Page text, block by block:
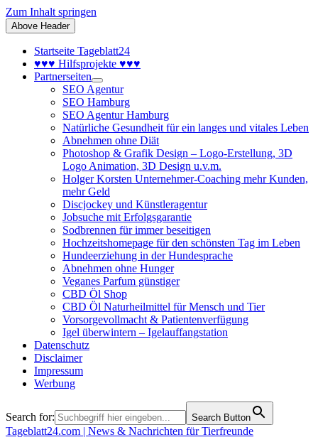
Zum Inhalt springen
Above Header
Startseite Tageblatt24
♥♥♥ Hilfsprojekte ♥♥♥
Partnerseiten
SEO Agentur
SEO Hamburg
SEO Agentur Hamburg
Natürliche Gesundheit für ein langes und vitales Leben
Abnehmen ohne Diät
Photoshop & Grafik Design – Logo-Erstellung, 3D
Logo Animation, 3D Design u.v.m.
Holger Korsten Unternehmer-Coaching mehr Kunden,
mehr Geld
Discjockey und Künstleragentur
Jobsuche mit Erfolgsgarantie
Sodbrennen für immer beseitigen
Hochzeitshomepage für den schönsten Tag im Leben
Hundeerziehung in der Hundesprache
Abnehmen ohne Hunger
Veganes Parfum günstiger
CBD Öl Shop
CBD Öl Naturheilmittel für Mensch und Tier
Vorsorgevollmacht & Patientenverfügung
Igel überwintern – Igelauffangstation
Datenschutz
Disclaimer
Impressum
Werbung
Search for: Search Button
Tageblatt24.com | News & Nachrichten für Tierfreunde